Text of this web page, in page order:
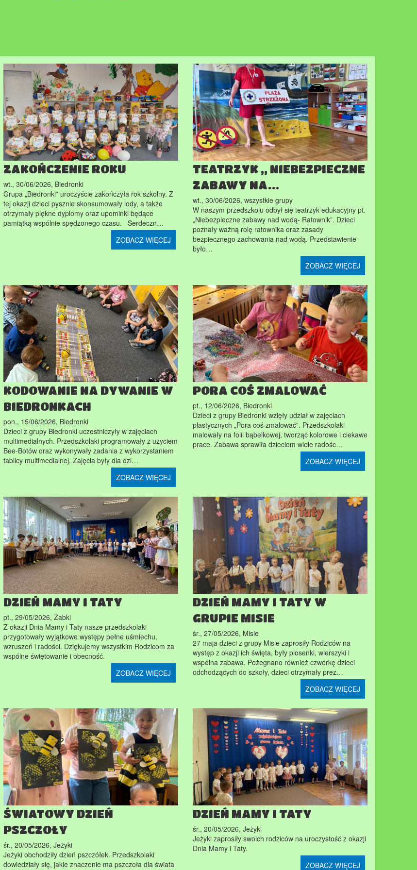
ZAKOŃCZENIE ROKU
wt., 30/06/2026, Biedronki
Grupa „Biedronki” uroczyście zakończyła rok szkolny. Z
tej okazji dzieci pysznie skonsumowały lody, a także
otrzymały piękne dyplomy oraz upominki będące
pamiątką wspólnie spędzonego czasu. Serdeczn…
ZOBACZ WIĘCEJ
TEATRZYK ,, NIEBEZPIECZNE
ZABAWY NA…
wt., 30/06/2026, wszystkie grupy
W naszym przedszkolu odbył się teatrzyk edukacyjny pt.
„Niebezpieczne zabawy nad wodą- Ratownik”. Dzieci
poznały ważną rolę ratownika oraz zasady
bezpiecznego zachowania nad wodą. Przedstawienie
było…
ZOBACZ WIĘCEJ
KODOWANIE NA DYWANIE W
BIEDRONKACH
pon., 15/06/2026, Biedronki
Dzieci z grupy Biedronki uczestniczyły w zajęciach
multimedialnych. Przedszkolaki programowały z użyciem
Bee-Botów oraz wykonywały zadania z wykorzystaniem
tablicy multimedialnej. Zajęcia były dla dzi…
ZOBACZ WIĘCEJ
PORA COŚ ZMALOWAĆ
pt., 12/06/2026, Biedronki
Dzieci z grupy Biedronki wzięły udział w zajęciach
plastycznych „Pora coś zmalować”. Przedszkolaki
malowały na folii bąbelkowej, tworząc kolorowe i ciekawe
prace. Zabawa sprawiła dzieciom wiele radośc…
ZOBACZ WIĘCEJ
DZIEŃ MAMY I TATY
pt., 29/05/2026, Żabki
Z okazji Dnia Mamy i Taty nasze przedszkolaki
przygotowały wyjątkowe występy pełne uśmiechu,
wzruszeń i radości. Dziękujemy wszystkim Rodzicom za
wspólne świętowanie i obecność.
ZOBACZ WIĘCEJ
DZIEŃ MAMY I TATY W
GRUPIE MISIE
śr., 27/05/2026, Misie
27 maja dzieci z grupy Misie zaprosiły Rodziców na
występ z okazji ich święta, były piosenki, wierszyki i
wspólna zabawa. Pożegnano również czwórkę dzieci
odchodzących do szkoły, dzieci otrzymały prez…
ZOBACZ WIĘCEJ
ŚWIATOWY DZIEŃ
PSZCZOŁY
śr., 20/05/2026, Jeżyki
Jeżyki obchodziły dzień pszczółek. Przedszkolaki
dowiedziały się, jakie znaczenie ma pszczoła dla świata
DZIEŃ MAMY I TATY
śr., 20/05/2026, Jeżyki
Jeżyki zaprosiły swoich rodziców na uroczystość z okazji
Dnia Mamy i Taty.
ZOBACZ WIĘCEJ